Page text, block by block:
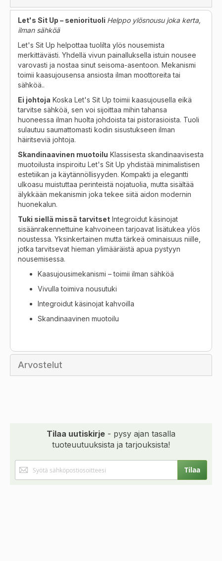
Let's Sit Up – seniorituoli Helppo ylösnousu joka kerta,
ilman sähköä
Let's Sit Up helpottaa tuolilta ylös nousemista
merkittävästi. Yhdellä vivun painalluksella istuin nousee
varovasti ja nostaa sinut seisoma-asentoon. Mekanismi
toimii kaasujousensa ansiosta ilman moottoreita tai
sähköä..
Ei johtoja Koska Let's Sit Up toimii kaasujousella eikä
tarvitse sähköä, sen voi sijoittaa mihin tahansa
huoneessa ilman huolta johdoista tai pistorasioista. Tuoli
sulautuu saumattomasti kodin sisustukseen ilman
häiritseviä johtoja.
Skandinaavinen muotoilu Klassisesta skandinaavisesta
muotoilusta inspiroitu Let's Sit Up yhdistää minimalistisen
estetiikan ja käytännöllisyyden. Kompakti ja elegantti
ulkoasu muistuttaa perinteistä nojatuolia, mutta sisältää
älykkään mekanismin joka tekee siitä aidon modernin
huonekalun.
Tuki siellä missä tarvitset Integroidut käsinojat
sisäänrakennettuine kahvoineen tarjoavat lisätukea ylös
noustessa. Yksinkertainen mutta tärkeä ominaisuus niille,
jotka tarvitsevat hieman ylimääräistä apua pystyyn
nousemisessa.
Kaasujousimekanismi – toimii ilman sähköä
Vivulla toimiva nousutuki
Integroidut käsinojat kahvoilla
Skandinaavinen muotoilu
Arvostelut
Tilaa uutiskirje - pysy ajan tasalla
tuoteuutuuksista ja tarjouksista!
uutiskirjeemme:
Tilaa